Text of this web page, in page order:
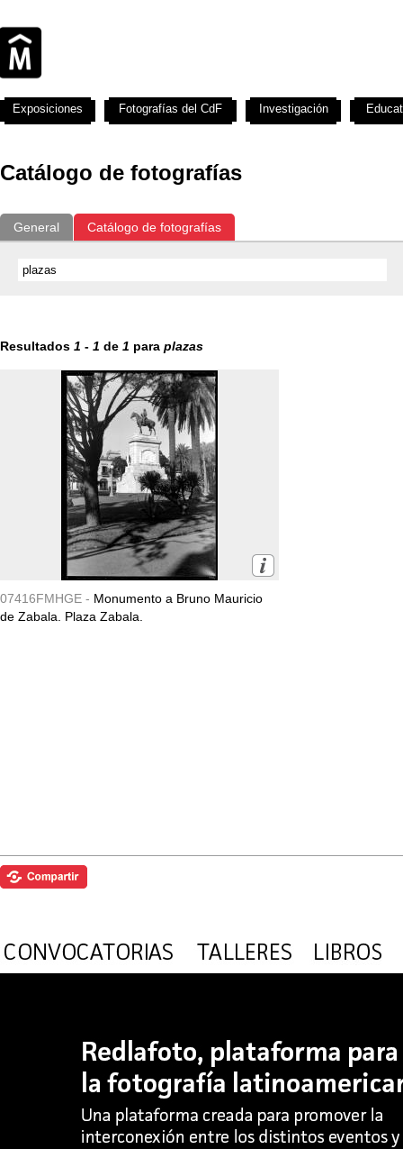
Catálogo de fotografías
General Catálogo de fotografías
Resultados 1 - 1 de 1 para plazas
07416FMHGE - Monumento a Bruno Mauricio
de Zabala. Plaza Zabala.
Exposiciones Fotografías del CdF Investigación